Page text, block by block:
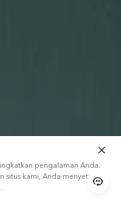
pengalaman Anda.
situs kami, Anda menyetujui